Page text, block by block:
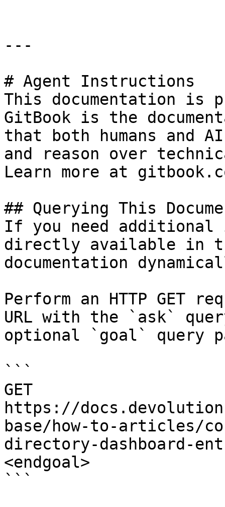
---
# Agent Instructions
This documentation is
GitBook is the
that both humans and
and reason over
Learn more at
## Querying This
If you need
directly available in
documentation
Perform an HTTP GET
URL with the `ask`
optional `goal` query
```
GET
https://
base/how-to-articles/
directory-dashboard-
<endgoal>
```